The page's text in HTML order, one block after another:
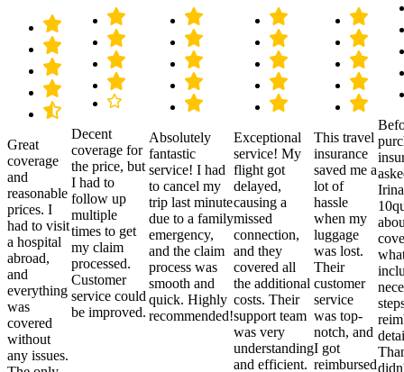
Great
coverage
and
reasonable
prices. I
had to visit
a hospital
abroad,
and
everything
was
covered
without
any issues.
Decent
coverage for
the price, but
I had to
follow up
multiple
times to get
my claim
processed.
Customer
service could
be improved.
Absolutely
fantastic
service! I had
to cancel my
trip last minute
due to a family
emergency,
and the claim
process was
smooth and
quick. Highly
recommended!
Exceptional
service! My
flight got
delayed,
causing a
missed
connection,
and they
covered all
the additional
costs. Their
support team
was very
understanding
and efficient.
This travel
insurance
saved me a
lot of
hassle
when my
luggage
was lost.
Their
customer
service
was top-
notch, and
I got
reimbursed